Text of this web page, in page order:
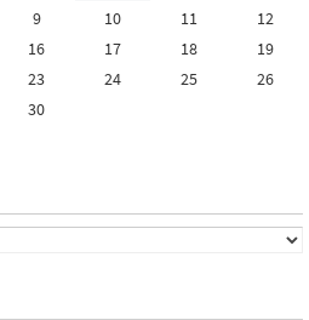
9 10 11
12
16 17 18
19
23 24 25
26
30